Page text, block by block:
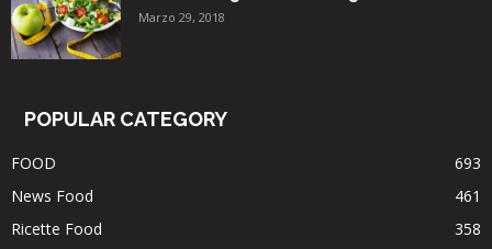
Marzo 29, 2018
POPULAR CATEGORY
FOOD
693
News Food
461
Ricette Food
358